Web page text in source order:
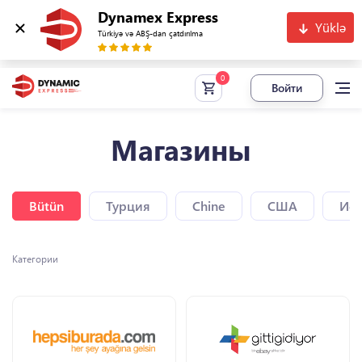
Dynamex Express
Türkiyə və ABŞ-dan çatdırılma Yüklə
Войти
Магазины
Bütün Турция Chine США
Категории